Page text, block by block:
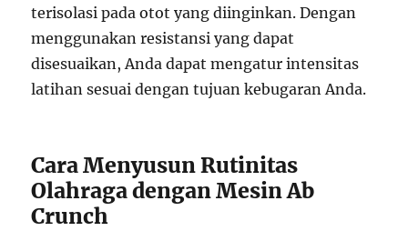
terisolasi pada otot yang diinginkan. Dengan
menggunakan resistansi yang dapat
disesuaikan, Anda dapat mengatur intensitas
latihan sesuai dengan tujuan kebugaran Anda.
Cara Menyusun Rutinitas
Olahraga dengan Mesin Ab
Crunch